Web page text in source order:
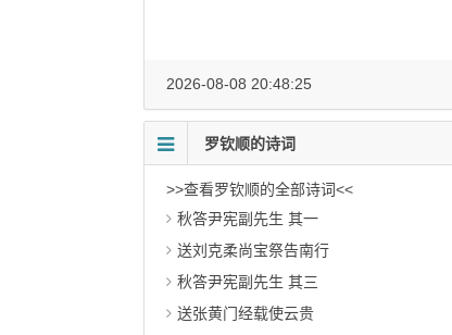
2026-08-08 20:48:25
罗钦顺的诗词
>>查看罗钦顺的全部诗词<<
秋答尹宪副先生 其一
送刘克柔尚宝祭告南行
秋答尹宪副先生 其三
送张黄门经载使云贵